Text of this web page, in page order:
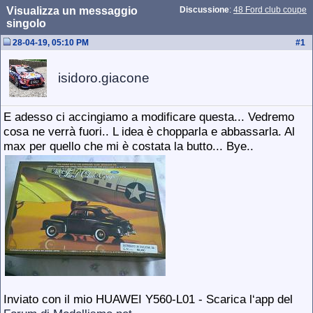
Discussione: 48 Ford club coupe
Visualizza un messaggio
singolo
#1
28-04-19, 05:10 PM
isidoro.giacone
E adesso ci accingiamo a modificare questa... Vedremo
cosa ne verrà fuori.. L idea è chopparla e abbassarla. Al
max per quello che mi è costata la butto... Bye..
Inviato con il mio HUAWEI Y560-L01 - Scarica l‘app del